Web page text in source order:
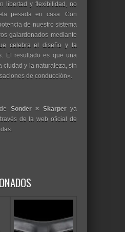
libertad y flexibilidad, no
pesada en casa. Con
de nuestro sistema
galardonados mediante
celebra el diseño y la
El resultado es que una
ciudad y la naturaleza, sin
de conducción».
Sonder × Skarperya
de la web oficial de